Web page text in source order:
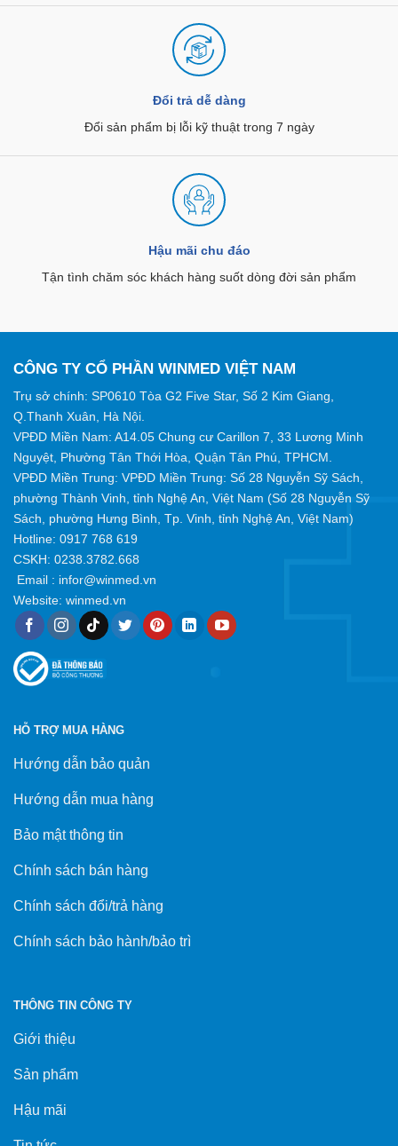
Đổi trả dễ dàng
Đổi sản phẩm bị lỗi kỹ thuật trong 7 ngày
Hậu mãi chu đáo
Tận tình chăm sóc khách hàng suốt dòng đời sản phẩm
CÔNG TY CỔ PHẦN WINMED VIỆT NAM
Trụ sở chính: SP0610 Tòa G2 Five Star, Số 2 Kim Giang,
Q.Thanh Xuân, Hà Nội.
VPĐD Miền Nam: A14.05 Chung cư Carillon 7, 33 Lương Minh
Nguyệt, Phường Tân Thới Hòa, Quận Tân Phú, TPHCM.
VPĐD Miền Trung: VPĐD Miền Trung: Số 28 Nguyễn Sỹ Sách,
phường Thành Vinh, tỉnh Nghệ An, Việt Nam (Số 28 Nguyễn Sỹ
Sách, phường Hưng Bình, Tp. Vinh, tỉnh Nghệ An, Việt Nam)
Hotline: 0917 768 619
CSKH: 0238.3782.668
Email : infor@winmed.vn
Website: winmed.vn
HỖ TRỢ MUA HÀNG
Hướng dẫn bảo quản
Hướng dẫn mua hàng
Bảo mật thông tin
Chính sách bán hàng
Chính sách đổi/trả hàng
Chính sách bảo hành/bảo trì
THÔNG TIN CÔNG TY
Giới thiệu
Sản phẩm
Hậu mãi